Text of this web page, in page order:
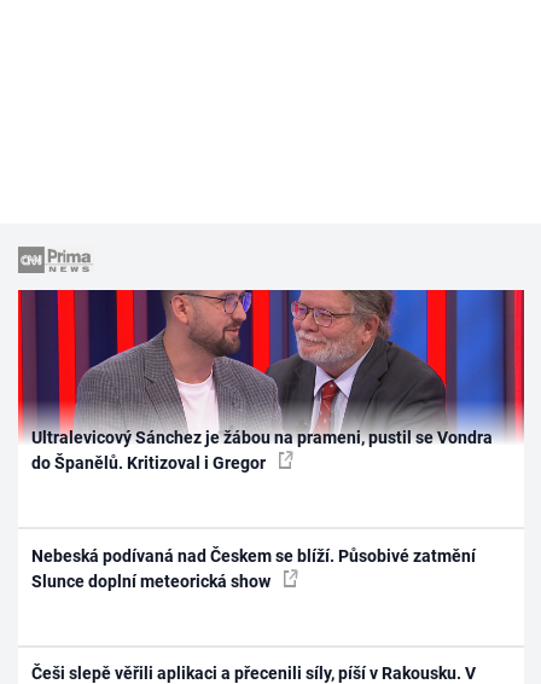
Ultralevicový Sánchez je žábou na prameni, pustil se Vondra
do Španělů. Kritizoval i Gregor
Nebeská podívaná nad Českem se blíží. Působivé zatmění
Slunce doplní meteorická show
Češi slepě věřili aplikaci a přecenili síly, píší v Rakousku. V